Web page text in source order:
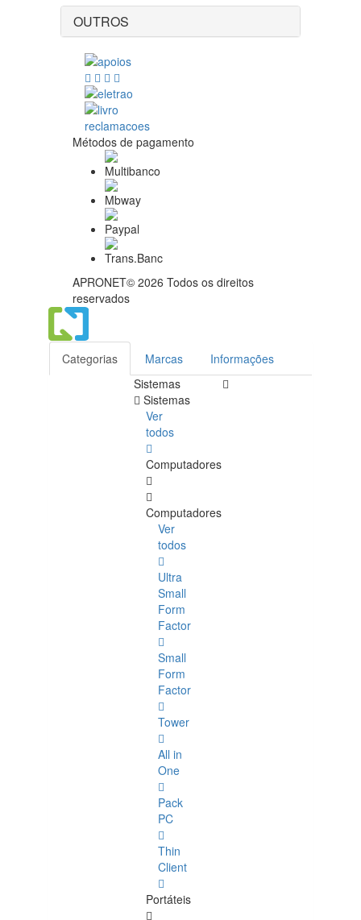
OUTROS
Métodos de pagamento
APRONET© 2026 Todos os direitos
reservados
Categorias Marcas
Informações
Sistemas
Sistemas
Ver
todos
Computadores
Computadores
Ver
todos
Ultra
Small
Form
Factor
Small
Form
Factor
Tower
All in
One
Pack
PC
Thin
Client
Portáteis